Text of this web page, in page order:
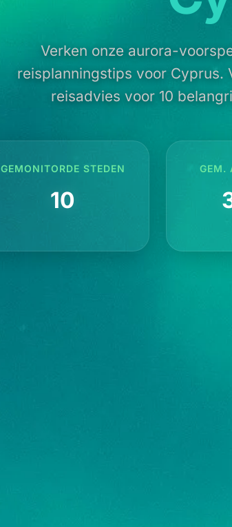
Verken onze aurora-
reisplanningstips voor Cyprus.
reisadvies voor 10
GEMONITORDE STEDEN
10
GEM.